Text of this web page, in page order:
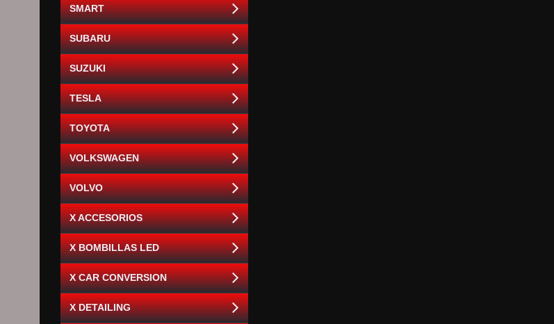
SMART
SUBARU
SUZUKI
TESLA
TOYOTA
VOLKSWAGEN
VOLVO
X ACCESORIOS
X BOMBILLAS LED
X CAR CONVERSION
X DETAILING